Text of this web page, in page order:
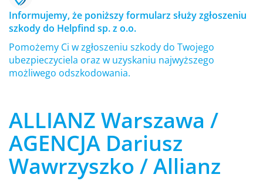
Informujemy, że poniższy formularz służy zgłoszeniu
szkody do Helpfind sp. z o.o.
Pomożemy Ci w zgłoszeniu szkody do Twojego
ubezpieczyciela oraz w uzyskaniu najwyższego
możliwego odszkodowania.
ALLIANZ Warszawa /
AGENCJA Dariusz
Wawrzyszko / Allianz